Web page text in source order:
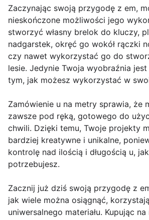
Zaczynając swoją przygodę z em,
nieskończone możliwości jego
stworzyć własny brelok do kluczy,
nadgarstek, okręć go wokół rączki
czy nawet wykorzystać go do
lesie. Jedynie Twoja wyobraźnia
tym, jak możesz wykorzystać w
Zamówienie u na metry sprawia, że
zawsze pod ręką, gotowego do
chwili. Dzięki temu, Twoje projekty
bardziej kreatywne i unikalne,
kontrolę nad ilością i długością u,
potrzebujesz.
Zacznij już dziś swoją przygodę z
jak wiele można osiągnąć,
uniwersalnego materiału. Kupując